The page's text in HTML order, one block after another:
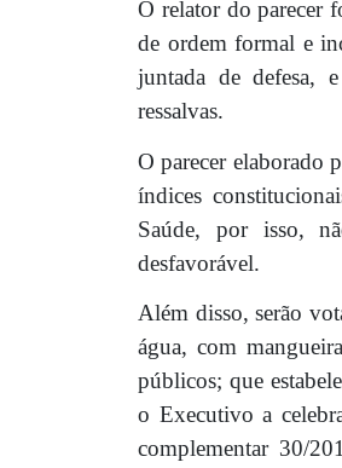
O relator do parecer
de ordem formal e
juntada de defesa,
ressalvas.
O parecer elaborado
índices
Saúde, por isso,
desfavorável.
Além disso, serão
água, com
públicos; que
o Executivo a
complementar 30/